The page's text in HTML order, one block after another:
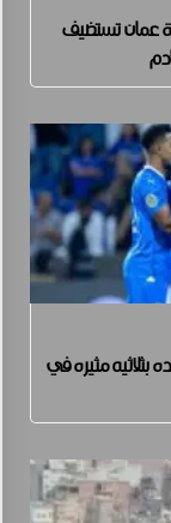
عمان تستضيف
مثيره في